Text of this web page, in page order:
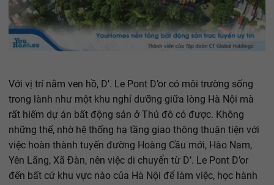
Với vị trí nằm ven hồ, D’. Le Pont D’or có môi trường sống
trong lành như một khu nghỉ dưỡng giữa lòng Hà Nội mà
rất hiếm dự án bất động sản ở Thủ đô có được. Không
những thế, nhờ hệ thống hạ tầng giao thông thuận tiện với
việc hoàn thành tuyến đường Hoàng Cầu mới, Hào Nam,
Yên Lãng, Xã Đàn, nên việc di chuyển từ D’. Le Pont D’or
đến bất cứ khu vực nào của Hà Nội để làm việc, học hành